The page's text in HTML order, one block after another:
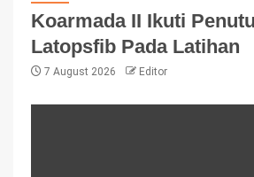
Koarmada II Ikuti
Latopsfib Pada Latihan
7 August 2026 Editor